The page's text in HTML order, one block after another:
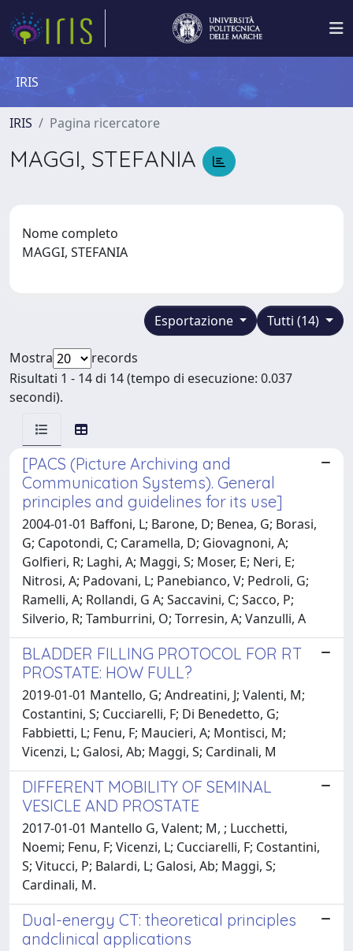
IRIS
IRIS Pagina ricercatore
MAGGI, STEFANIA
Nome completo
MAGGI, STEFANIA
Tutti (14)
Esportazione
Mostra
records
Risultati 1 - 14 di 14 (tempo di esecuzione: 0.037
secondi).
[PACS (Picture Archiving and
Communication Systems). General
principles and guidelines for its use]
2004-01-01 Baffoni, L; Barone, D; Benea, G; Borasi,
G; Capotondi, C; Caramella, D; Giovagnoni, A;
Golfieri, R; Laghi, A; Maggi, S; Moser, E; Neri, E;
Nitrosi, A; Padovani, L; Panebianco, V; Pedroli, G;
Ramelli, A; Rollandi, G A; Saccavini, C; Sacco, P;
Silverio, R; Tamburrini, O; Torresin, A; Vanzulli, A
BLADDER FILLING PROTOCOL FOR RT
PROSTATE: HOW FULL?
2019-01-01 Mantello, G; Andreatini, J; Valenti, M;
Costantini, S; Cucciarelli, F; Di Benedetto, G;
Fabbietti, L; Fenu, F; Maucieri, A; Montisci, M;
Vicenzi, L; Galosi, Ab; Maggi, S; Cardinali, M
DIFFERENT MOBILITY OF SEMINAL
VESICLE AND PROSTATE
2017-01-01 Mantello G, Valent; M, ; Lucchetti,
Noemi; Fenu, F; Vicenzi, L; Cucciarelli, F; Costantini,
S; Vitucci, P; Balardi, L; Galosi, Ab; Maggi, S;
Cardinali, M.
Dual-energy CT: theoretical principles
andclinical applications